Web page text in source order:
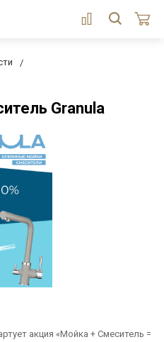
Granula
акция «Мойка + Смеситель =